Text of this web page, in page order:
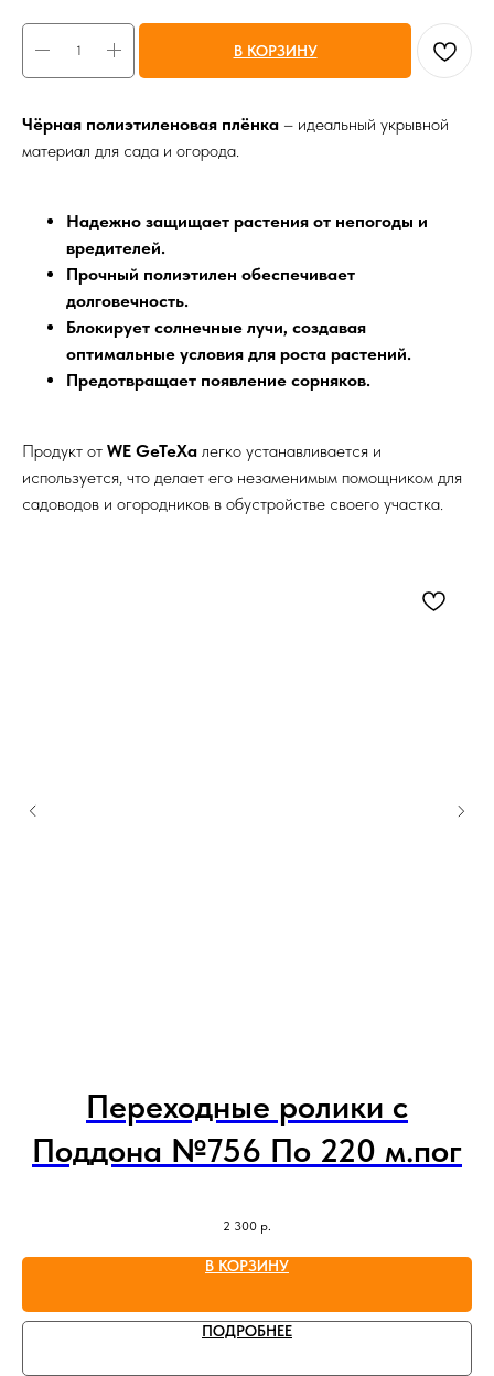
В КОРЗИНУ
Чёрная полиэтиленовая плёнка – идеальный укрывной
материал для сада и огорода.
Надежно защищает растения от непогоды и
вредителей.
Прочный полиэтилен обеспечивает
долговечность.
Блокирует солнечные лучи, создавая
оптимальные условия для роста растений.
Предотвращает появление сорняков.
Продукт от WE GeTeXa легко устанавливается и
используется, что делает его незаменимым помощником для
садоводов и огородников в обустройстве своего участка.
Переходные ролики с
Поддона №756 По 220 м.пог
2 300 р.
В КОРЗИНУ
ПОДРОБНЕЕ